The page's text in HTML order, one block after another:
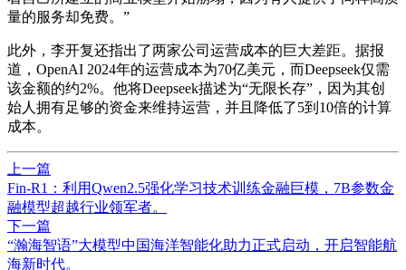
量的服务却免费。”
此外，李开复还指出了两家公司运营成本的巨大差距。据报
道，OpenAI 2024年的运营成本为70亿美元，而Deepseek仅需
该金额的约2%。他将Deepseek描述为“无限长存”，因为其创
始人拥有足够的资金来维持运营，并且降低了5到10倍的计算
成本。
上一篇
Fin-R1：利用Qwen2.5强化学习技术训练金融巨模，7B参数金
融模型超越行业领军者。
下一篇
“瀚海智语”大模型中国海洋智能化助力正式启动，开启智能航
海新时代。